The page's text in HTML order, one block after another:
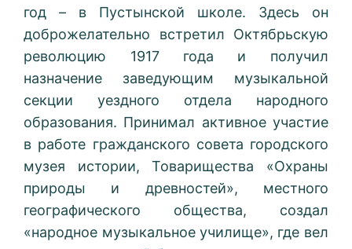
год – в Пустынской школе. Здесь он
доброжелательно встретил Октябрьскую
революцию 1917 года и получил
назначение заведующим музыкальной
секции уездного отдела народного
образования. Принимал активное участие
в работе гражданского совета городского
музея истории, Товарищества «Охраны
природы и древностей», местного
географического общества, создал
«народное музыкальное училище», где вел